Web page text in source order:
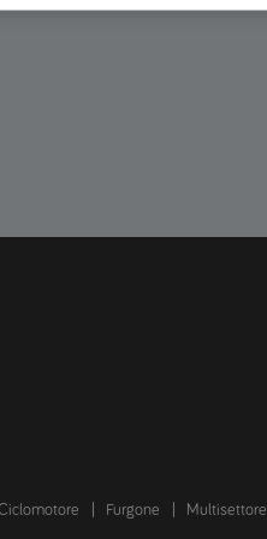
Furgone Multisettore